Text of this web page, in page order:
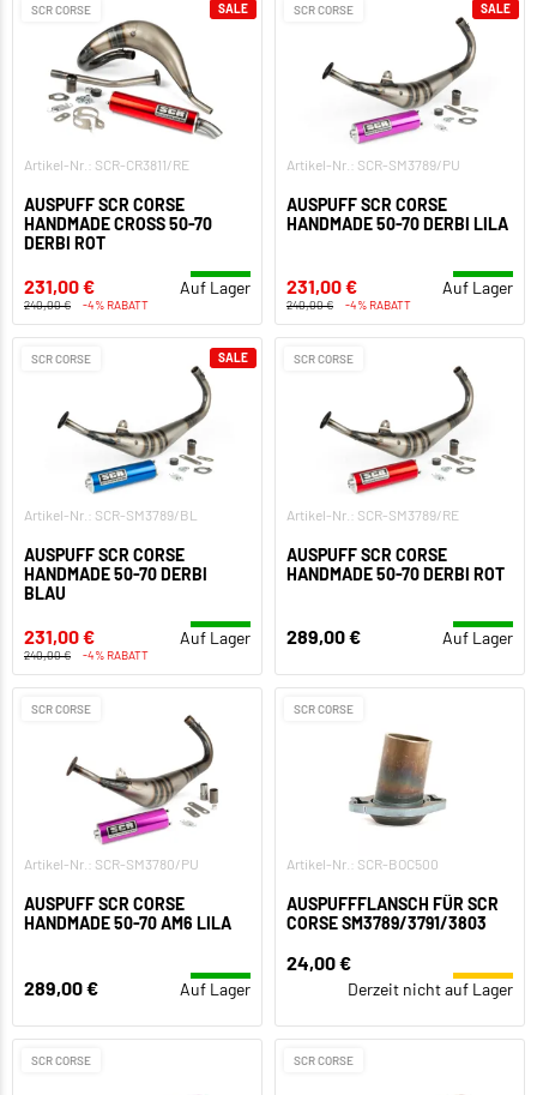
SCR CORSE
Artikel-Nr.: SCR-CR3811/RE
AUSPUFF SCR CORSE
HANDMADE CROSS 50-70
DERBI ROT
231,00 € Auf Lager
240,00 € -4% RABATT
SALE SCR CORSE
Artikel-Nr.: SCR-SM3789/PU
AUSPUFF SCR CORSE
HANDMADE 50-70 DERBI LILA
231,00 € Auf Lager
240,00 € -4% RABATT
SALE
SCR CORSE
Artikel-Nr.: SCR-SM3789/BL
AUSPUFF SCR CORSE
HANDMADE 50-70 DERBI
BLAU
231,00 € Auf Lager
240,00 € -4% RABATT
SALE SCR CORSE
Artikel-Nr.: SCR-SM3789/RE
AUSPUFF SCR CORSE
HANDMADE 50-70 DERBI ROT
289,00 € Auf Lager
SCR CORSE
Artikel-Nr.: SCR-SM3780/PU
AUSPUFF SCR CORSE
HANDMADE 50-70 AM6 LILA
289,00 € Auf Lager
SCR CORSE
Artikel-Nr.: SCR-BOC500
AUSPUFFFLANSCH FÜR SCR
CORSE SM3789/3791/3803
24,00 €
Derzeit nicht auf Lager
SCR CORSE SCR CORSE